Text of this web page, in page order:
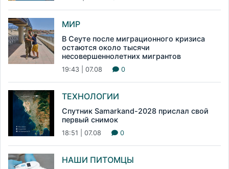
МИР
В Сеуте после миграционного кризиса
остаются около тысячи
несовершеннолетних мигрантов
19:43 | 07.08 0
ТЕХНОЛОГИИ
Спутник Samarkand-2028 прислал свой
первый снимок
18:51 | 07.08 0
НАШИ ПИТОМЦЫ